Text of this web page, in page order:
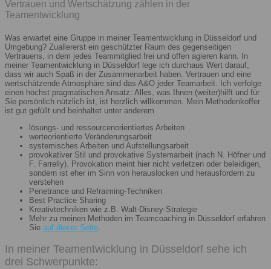
Vertrauen und Wertschätzung zählen in der
Teamentwicklung
Was erwartet eine Gruppe in meiner Teamentwicklung in Düsseldorf und
Umgebung? Zuallererst ein geschützter Raum des gegenseitigen
Vertrauens, in dem jedes Teammitglied frei und offen agieren kann. In
meiner Teamentwicklung in Düsseldorf lege ich durchaus Wert darauf,
dass wir auch Spaß in der Zusammenarbeit haben. Vertrauen und eine
wertschätzende Atmosphäre sind das A&O jeder Teamarbeit. Ich verfolge
einen höchst pragmatischen Ansatz: Alles, was Ihnen (weiter)hilft und für
Sie persönlich nützlich ist, ist herzlich willkommen. Mein Methodenkoffer
ist gut gefüllt und beinhaltet unter anderem
lösungs- und ressourcenorientiertes Arbeiten
werteorientierte Veränderungsarbeit
systemisches Arbeiten und Aufstellungsarbeit
provokativer Stil und provokative Systemarbeit (nach N. Höfner und
F. Farrelly). Provokation meint hier nicht verletzen oder beleidigen,
sondern ist eher im Sinn von herauslocken und herausfordern zu
verstehen
Penetrance und Refraiming-Techniken
Best Practice Sharing
Kreativtechniken wie z.B. Walt-Disney-Strategie
Mehr zu meinen Methoden im Teamcoaching in Düsseldorf erfahren
Sie auf dieser Seite.
In meiner Teamentwicklung in Düsseldorf sehe ich
drei Schwerpunkte: